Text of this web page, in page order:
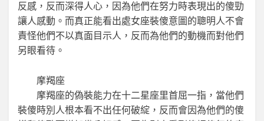
反感，反而深得人心，因為他們在努力時表現出的傻勁
讓人感動。而真正能看出處女座裝傻意圖的聰明人不會
責怪他們不以真面目示人，反而為他們的動機而對他們
另眼看待。
摩羯座
摩羯座的偽裝能力在十二星座里首屈一指，當他們
裝傻時別人根本看不出任何破綻，反而會因為他們的傻